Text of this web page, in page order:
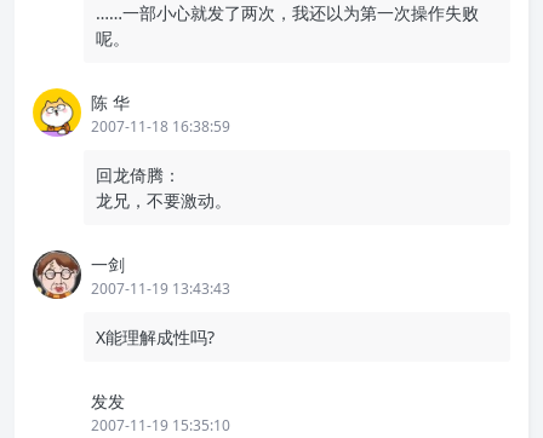
……一部小心就发了两次，我还以为第一次操作失败
呢。
陈 华
2007-11-18 16:38:59
回龙倚腾：
龙兄，不要激动。
一剑
2007-11-19 13:43:43
X能理解成性吗?
发发
2007-11-19 15:35:10